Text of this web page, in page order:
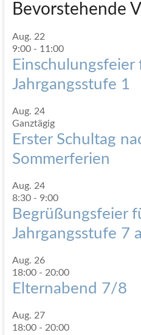
Bevorstehende
Aug. 22
9:00- 11:00
Einschulungsfeier
Jahrgangsstufe 1
Aug. 24
Ganztägig
Erster Schultag
Sommerferien
Aug. 24
8:30- 9:00
Begrüßungsfeier
Jahrgangsstufe 7
Aug. 26
18:00- 20:00
Elternabend 7/8
Aug. 27
18:00- 20:00